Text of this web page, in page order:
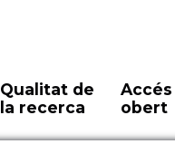
Qualitat de
la recerca
Accés
obert